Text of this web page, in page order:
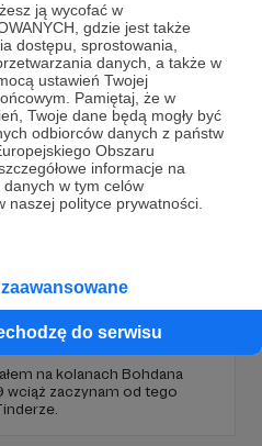
ją wycofać w
gdzie jest także
dostępu, sprostowania,
danych, a także w
ustawień Twojej
Pamiętaj, że w
Twoje dane będą mogły być
odbiorców danych z państw
Obszaru
informacje na
w tym celów
naszej polityce prywatności.
do serwisu
AquaDarojuż teraz!
Patronem
film
miesięcznie
na kolanach Bohdana
wciąż zaczynam od tego